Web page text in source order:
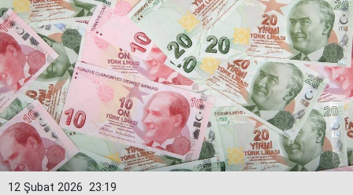
23:19
12 Şubat 2026